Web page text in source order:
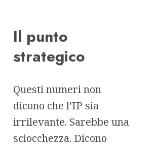
Il punto
strategico
Questi numeri non
dicono che l’IP sia
irrilevante. Sarebbe una
sciocchezza. Dicono